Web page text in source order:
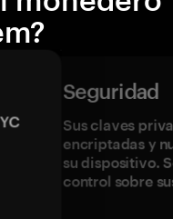
Seguridad
Sus claves
encriptadas y
su dispositivo.
control sobre